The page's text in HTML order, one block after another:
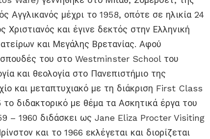
Αγγλικανός μέχρι το 1958, οπότε σε ηλικία 24
και έγινε δεκτός στην Ελληνική
και Μεγάλης Βρετανίας. Αφού
σπουδές του στο Westminster School του
και θεολογία στο Πανεπιστήμιο της
και μεταπτυχιακό με τη διάκριση First Class
διδακτορικό με θέμα τα Ασκητικά έργα του
– 1960 διδάσκει ως Jane Eliza Procter Visiting
και το 1966 εκλέγεται και διορίζεται